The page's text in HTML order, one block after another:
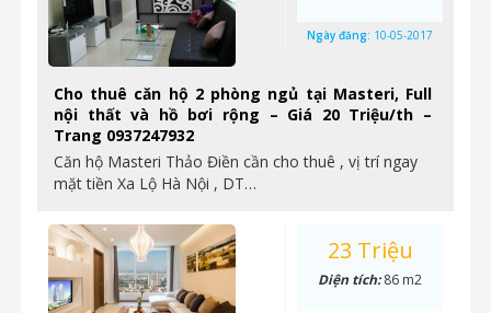
Cho thuê căn hộ 2 phòng ngủ tại Masteri, Full
nội thất và hồ bơi rộng – Giá 20 Triệu/th –
Trang 0937247932
Căn hộ Masteri Thảo Điền cần cho thuê , vị trí ngay
mặt tiền Xa Lộ Hà Nội , DT…
Ngày đăng: 10-05-2017
23 Triệu
Diện tích:86 m2